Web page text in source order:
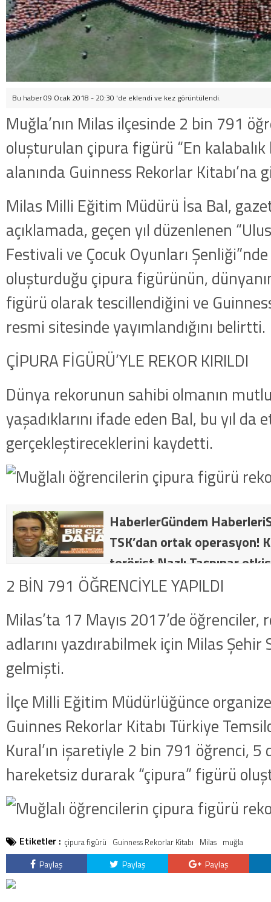
Bu haber 09 Ocak 2018 - 20:30 'de eklendi ve kez görüntülendi.
Muğla’nın Milas ilçesinde 2 bin 791
oluşturulan çipura figürü “En kalabalık
alanında Guinness Rekorlar Kitabı’na
Milas Milli Eğitim Müdürü İsa Bal,
açıklamada, geçen yıl düzenlenen
Festivali ve Çocuk Oyunları
oluşturduğu çipura figürünün,
figürü olarak tescillendiğini ve
resmi sitesinde yayımlandığını belirtti.
ÇİPURA FİGÜRÜ’YLE REKOR KIRILDI
Dünya rekorunun sahibi olmanın
yaşadıklarını ifade eden Bal, bu yıl
gerçekleştireceklerini kaydetti.
HaberlerGündem
TSK’dan ortak operasyon!
terörist Nazlı Taşpınar
dakika: MİT ve TSK’dan
getirildi .
2 BİN 791 ÖĞRENCİYLE YAPILDI
Milas’ta 17 Mayıs 2017’de öğrenciler,
adlarını yazdırabilmek için Milas Şehir
gelmişti.
İlçe Milli Eğitim Müdürlüğünce
Guinnes Rekorlar Kitabı Türkiye
Kural’ın işaretiyle 2 bin 791 öğrenci, 5
hareketsiz durarak “çipura” figürü
Etiketler : çipura figürü Guinness Rekorlar Kitabı Milas muğla
Paylaş Paylaş Paylaş